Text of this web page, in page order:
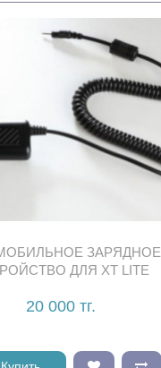
ЗАРЯДНОЕ
ДЛЯ XT LITE
20 000 тг.